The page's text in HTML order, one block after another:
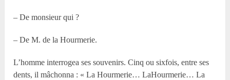
– De monsieur qui ?
– De M. de la Hourmerie.
L’homme interrogea ses souvenirs. Cinq ou sixfois, entre ses
dents, il mâchonna : « La Hourmerie… LaHourmerie… La